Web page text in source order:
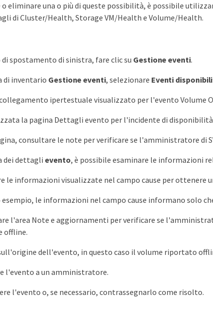
eliminare una o più di queste possibilità, è possibile
di Cluster/Health, Storage VM/Health e Volume/Health.
di spostamento di sinistra, fare clic su Gestione eventi.
di inventario Gestione eventi, selezionare Eventi
collegamento ipertestuale visualizzato per l'evento Volume
la pagina Dettagli evento per l'incidente di
consultare le note per verificare se l'amministratore di
dei dettagli evento, è possibile esaminare le informazioni
le informazioni visualizzate nel campo cause per ottenere
esempio, le informazioni nel campo cause informano solo
l'area Note e aggiornamenti per verificare se
offline.
dell'evento, in questo caso il volume riportato
l'evento a un amministratore.
l'evento o, se necessario, contrassegnarlo come risolto.